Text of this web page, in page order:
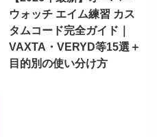
ウォッチ エイム練習 カス
タムコード完全ガイド｜
VAXTA・VERYD等15選＋
目的別の使い分け方